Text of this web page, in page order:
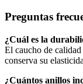
Preguntas
¿Cuál es la
El caucho de
conserva su
¿Cuántos anillos